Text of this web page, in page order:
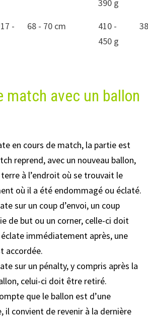
390 g
-
68 - 70 cm
410 -
450 g
match avec un ballon
en cours de match, la partie est
reprend, avec un nouveau ballon,
à l’endroit où se trouvait le
où il a été endommagé ou éclaté.
sur un coup d’envoi, un coup
de but ou un corner, celle-ci doit
immédiatement après, une
accordée.
sur un pénalty, y compris après la
celui-ci doit être retiré.
que le ballon est d’une
il convient de revenir à la dernière